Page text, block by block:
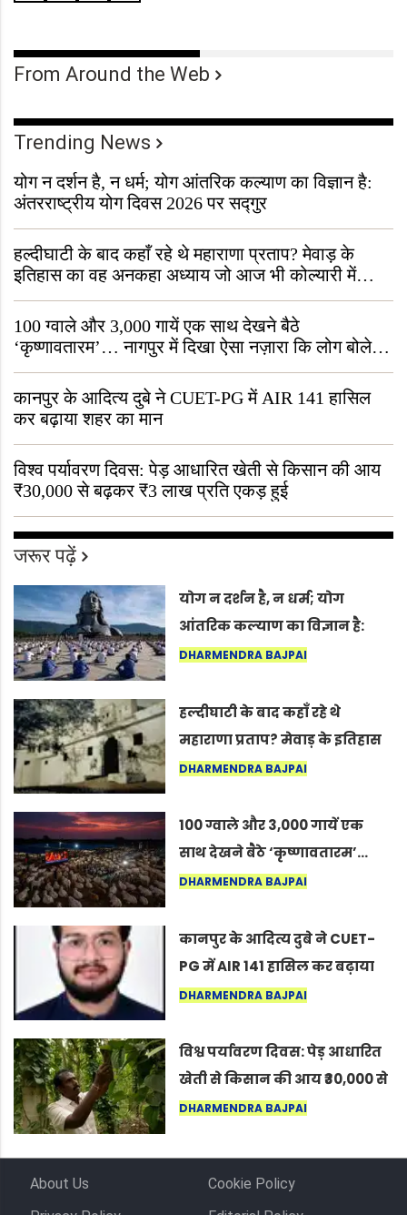
From Around the Web
Trending News
योग न दर्शन है, न धर्म; योग आंतरिक कल्याण का विज्ञान है:
अंतरराष्ट्रीय योग दिवस 2026 पर सद्गुर
हल्दीघाटी के बाद कहाँ रहे थे महाराणा प्रताप? मेवाड़ के
इतिहास का वह अनकहा अध्याय जो आज भी कोल्यारी में
जीवित है
100 ग्वाले और 3,000 गायें एक साथ देखने बैठे
‘कृष्णावतारम’… नागपुर में दिखा ऐसा नज़ारा कि लोग बोले,
“ऐसा तो सिर्फ़ कृष्ण ही कर सकते हैं”
कानपुर के आदित्य दुबे ने CUET-PG में AIR 141 हासिल
कर बढ़ाया शहर का मान
विश्व पर्यावरण दिवस: पेड़ आधारित खेती से किसान की आय
₹30,000 से बढ़कर ₹3 लाख प्रति एकड़ हुई
जरूर पढ़ें
योग न दर्शन है, न धर्म; योग
आंतरिक कल्याण का विज्ञान है:
अंतरराष्ट्रीय योग दिवस 2026 पर
DHARMENDRA BAJPAI
हल्दीघाटी के बाद कहाँ रहे थे
महाराणा प्रताप? मेवाड़ के इतिहास
का वह अनकहा अध्याय जो आज भी
DHARMENDRA BAJPAI
100 ग्वाले और 3,000 गायें एक
साथ देखने बैठे ‘कृष्णावतारम’…
नागपुर में दिखा ऐसा नज़ारा कि
कर सकते हैं”
DHARMENDRA BAJPAI
कानपुर के आदित्य दुबे ने CUET-
PG में AIR 141 हासिल कर बढ़ाया
शहर का मान
DHARMENDRA BAJPAI
विश्व पर्यावरण दिवस: पेड़ आधारित
खेती से किसान की आय ₹30,000 से
बढ़कर ₹3 लाख प्रति एकड़ हुई
DHARMENDRA BAJPAI
About Us
Cookie Policy